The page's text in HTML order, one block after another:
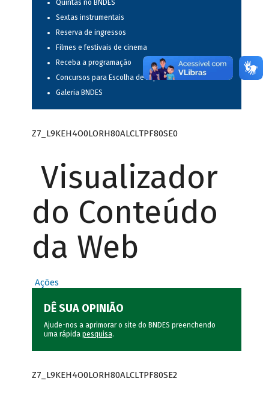
Quintas no BNDES
Sextas instrumentais
Reserva de ingressos
Filmes e festivais de cinema
Receba a programação
Concursos para Escolha de Espetáculos Musicais
Galeria BNDES
Z7_L9KEH4O0LORH80ALCLTPF80SE0
Visualizador
do Conteúdo
da Web
Ações
DÊ SUA OPINIÃO
Ajude-nos a aprimorar o site do BNDES preenchendo
uma rápida pesquisa.
Z7_L9KEH4O0LORH80ALCLTPF80SE2